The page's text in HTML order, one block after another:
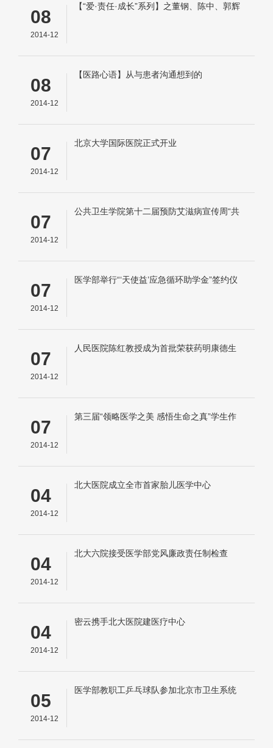
08
2014-12
【“爱·责任·成长”系列】之董钢、陈中、郭辉
08
2014-12
【医路心语】从与患者沟通想到的
07
2014-12
北京大学国际医院正式开业
07
2014-12
公共卫生学院第十二届预防艾滋病宣传周“共
07
2014-12
医学部举行“‘天使益’应急循环助学金”签约仪
07
2014-12
人民医院陈红教授成为首批荣获药明康德生
07
2014-12
第三届“领略医学之美 感悟生命之真”学生作
04
2014-12
北大医院成立全市首家胎儿医学中心
04
2014-12
北大六院接受医学部党风廉政责任制检查
04
2014-12
密云携手北大医院建医疗中心
05
2014-12
医学部教职工乒乓球队参加北京市卫生系统